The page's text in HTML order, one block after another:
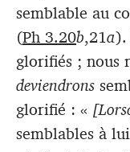
semblable au
(Ph 3.20b,21a).
glorifiés ; nous
deviendrons
glorifié : «
semblables à